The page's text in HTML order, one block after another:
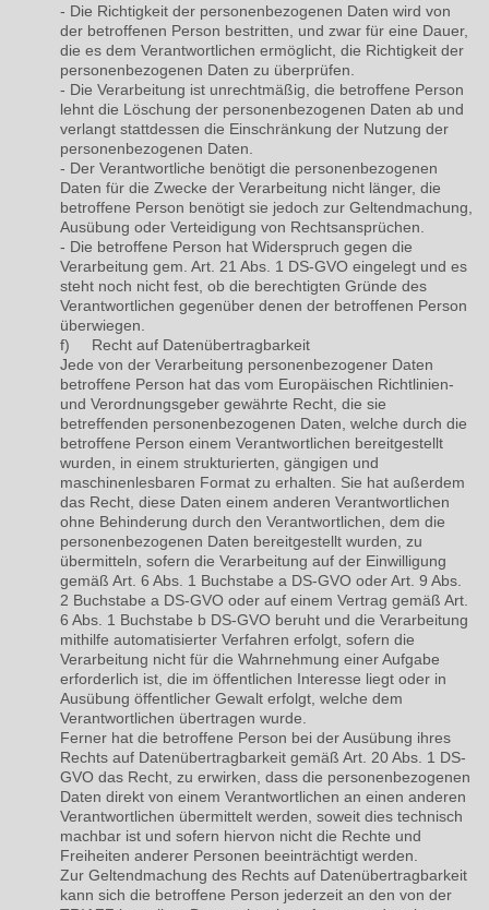
- Die Richtigkeit der personenbezogenen Daten wird von
der betroffenen Person bestritten, und zwar für eine Dauer,
die es dem Verantwortlichen ermöglicht, die Richtigkeit der
personenbezogenen Daten zu überprüfen.
- Die Verarbeitung ist unrechtmäßig, die betroffene Person
lehnt die Löschung der personenbezogenen Daten ab und
verlangt stattdessen die Einschränkung der Nutzung der
personenbezogenen Daten.
- Der Verantwortliche benötigt die personenbezogenen
Daten für die Zwecke der Verarbeitung nicht länger, die
betroffene Person benötigt sie jedoch zur Geltendmachung,
Ausübung oder Verteidigung von Rechtsansprüchen.
- Die betroffene Person hat Widerspruch gegen die
Verarbeitung gem. Art. 21 Abs. 1 DS-GVO eingelegt und es
steht noch nicht fest, ob die berechtigten Gründe des
Verantwortlichen gegenüber denen der betroffenen Person
überwiegen.
f) Recht auf Datenübertragbarkeit
Jede von der Verarbeitung personenbezogener Daten
betroffene Person hat das vom Europäischen Richtlinien-
und Verordnungsgeber gewährte Recht, die sie
betreffenden personenbezogenen Daten, welche durch die
betroffene Person einem Verantwortlichen bereitgestellt
wurden, in einem strukturierten, gängigen und
maschinenlesbaren Format zu erhalten. Sie hat außerdem
das Recht, diese Daten einem anderen Verantwortlichen
ohne Behinderung durch den Verantwortlichen, dem die
personenbezogenen Daten bereitgestellt wurden, zu
übermitteln, sofern die Verarbeitung auf der Einwilligung
gemäß Art. 6 Abs. 1 Buchstabe a DS-GVO oder Art. 9 Abs.
2 Buchstabe a DS-GVO oder auf einem Vertrag gemäß Art.
6 Abs. 1 Buchstabe b DS-GVO beruht und die Verarbeitung
mithilfe automatisierter Verfahren erfolgt, sofern die
Verarbeitung nicht für die Wahrnehmung einer Aufgabe
erforderlich ist, die im öffentlichen Interesse liegt oder in
Ausübung öffentlicher Gewalt erfolgt, welche dem
Verantwortlichen übertragen wurde.
Ferner hat die betroffene Person bei der Ausübung ihres
Rechts auf Datenübertragbarkeit gemäß Art. 20 Abs. 1 DS-
GVO das Recht, zu erwirken, dass die personenbezogenen
Daten direkt von einem Verantwortlichen an einen anderen
Verantwortlichen übermittelt werden, soweit dies technisch
machbar ist und sofern hiervon nicht die Rechte und
Freiheiten anderer Personen beeinträchtigt werden.
Zur Geltendmachung des Rechts auf Datenübertragbarkeit
kann sich die betroffene Person jederzeit an den von der